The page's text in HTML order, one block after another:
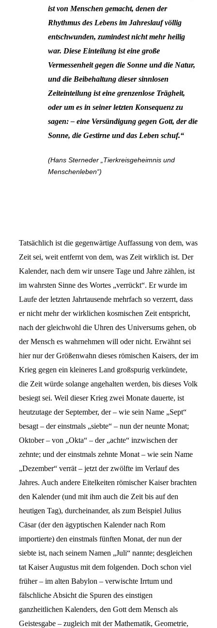
ist von Menschen gemacht, denen der
Rhythmus des Lebens im Jahreslauf völlig
entschwunden, zumindest nicht mehr heilig
war. Diese Einteilung ist eine große
Vermessenheit gegen die Sonne und die Natur,
und die Beibehaltung dieser sinnlosen
Zeiteinteilung ist eine grenzenlose Trägheit,
oder um es in seiner letzten Konsequenz zu
sagen: – eine Versündigung gegen Gott, der die
Sonne, die Gestirne und das Leben schuf.“
(Hans Sterneder „Tierkreisgeheimnis und
Menschenleben“)
Tatsächlich ist die gegenwärtige Auffassung von dem, was
Zeit sei, weit entfernt von dem, was Zeit wirklich ist. Der
Kalender, nach dem wir unsere Tage und Jahre zählen, ist
im wahrsten Sinne des Wortes „verrückt“. Er wurde im
Laufe der letzten Jahrtausende mehrfach so verzerrt, dass
er nicht mehr der wirklichen kosmischen Zeit entspricht,
nach der gleichwohl die Uhren des Universums gehen, ob
der Mensch es wahrnehmen will oder nicht. Erwähnt sei
hier nur der Größenwahn dieses römischen Kaisers, der im
Krieg gegen ein kleineres Land großspurig verkündete,
die Zeit würde solange angehalten werden, bis dieses Volk
besiegt sei. Weil dieser Krieg zwei Monate dauerte, ist
heutzutage der September, der – wie sein Name „Sept“
besagt – der einstmals „siebte“ – nun der neunte Monat;
Oktober – von „Okta“ – der „achte“ inzwischen der
zehnte; und der einstmals zehnte Monat – wie sein Name
„Dezember“ verrät – jetzt der zwölfte im Verlauf des
Jahres. Auch andere Eitelkeiten römischer Kaiser brachten
den Kalender (und mit ihm auch die Zeit bis auf den
heutigen Tag), durcheinander, als zum Beispiel Julius
Cäsar (der den ägyptischen Kalender nach Rom
importierte) den einstmals fünften Monat, der nun der
siebte ist, nach seinem Namen „Juli“ nannte; desgleichen
tat Kaiser Augustus mit dem folgenden. Doch schon viel
früher – im alten Babylon – verwischte Irrtum und
fälschliche Absicht die Spuren des einstigen
ganzheitlichen Kalenders, den Gott dem Mensch als
Geistesgabe – zugleich mit der Mathematik, Geometrie,